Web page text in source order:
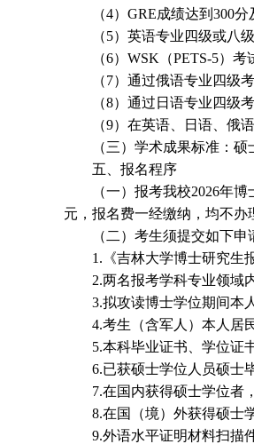
（4）GRE成绩达到300分
（5）英语专业四级或八
（6）WSK（PETS-5）考
（7）通过俄语专业四级
（8）通过日语专业四级
（9）在英语、日语、俄
（三）学术成果标准：
五
报名程序
（一） 报考我校2026年博
元，报名费一经缴纳，均不办
（二）考生须提交如下申
1.《吉林大学博士研究生
2.两名报考学科专业领域
3.拟攻读博士学位期间本
4.考生（含军人）本人居
5.本科毕业证书、学位证
6.已获硕士学位人员硕士
7.在国内获得硕士学位者
8.在国（境）外获得硕士
9.外语水平证明材料扫描